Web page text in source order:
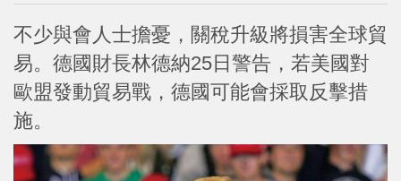
不少與會人士擔憂，關稅升級將損害全球貿
易。德國財長林德納25日警告，若美國對
歐盟發動貿易戰，德國可能會採取反擊措
施。